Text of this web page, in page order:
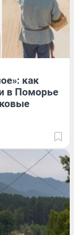
как
в Поморье